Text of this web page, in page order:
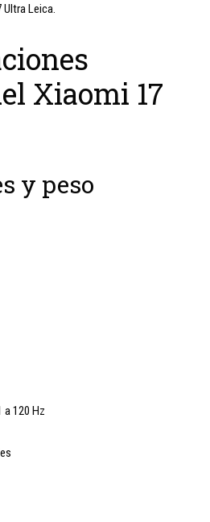
Leica.
Xiaomi 17
y peso
a 120 Hz